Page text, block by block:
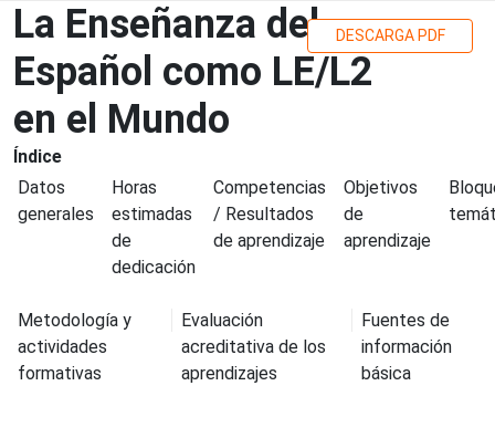
La Enseñanza del
Español como LE/L2
en el Mundo
DESCARGA PDF
Índice
Datos
generales
Horas
estimadas
de
dedicación
Competencias
/ Resultados
de aprendizaje
Objetivos
de
aprendizaje
Metodología y
actividades
formativas
Evaluación
acreditativa de los
aprendizajes
Fuentes de
información
básica